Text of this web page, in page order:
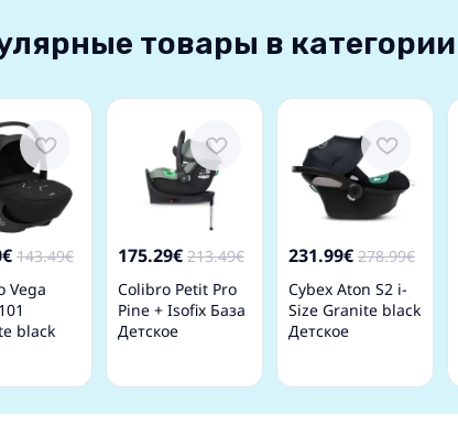
товары в категории
143.49€
Vega
black
175.29€ 213.49€
Colibro Petit Pro
Pine + Isofix База
Детское
231.99€ 278.99€
Cybex Aton S2 i-
Size Granite black
Детское